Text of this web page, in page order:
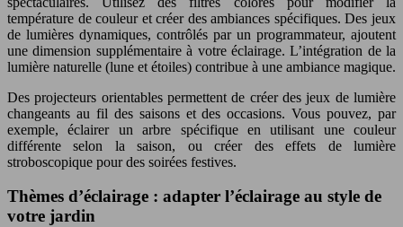
température de couleur et créer des ambiances spécifiques. Des jeux
de lumières dynamiques, contrôlés par un programmateur, ajoutent
une dimension supplémentaire à votre éclairage. L’intégration de la
lumière naturelle (lune et étoiles) contribue à une ambiance magique.
Des projecteurs orientables permettent de créer des jeux de lumière
changeants au fil des saisons et des occasions. Vous pouvez, par
exemple, éclairer un arbre spécifique en utilisant une couleur
différente selon la saison, ou créer des effets de lumière
stroboscopique pour des soirées festives.
Thèmes d’éclairage : adapter l’éclairage au style de
votre jardin